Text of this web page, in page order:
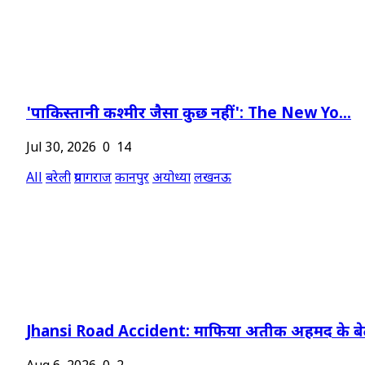
'पाकिस्तानी कश्मीर जैसा कुछ नहीं': The New Yo...
Jul 30, 2026 0 14
Allबरेलीप्रयागराजकानपुरअयोध्यालखनऊ
Jhansi Road Accident: माफिया अतीक अहमद के